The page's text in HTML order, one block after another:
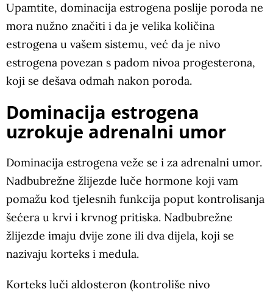
Upamtite, dominacija estrogena poslije poroda ne
mora nužno značiti i da je velika količina
estrogena u vašem sistemu, već da je nivo
estrogena povezan s padom nivoa progesterona,
koji se dešava odmah nakon poroda.
Dominacija estrogena
uzrokuje adrenalni umor
Dominacija estrogena veže se i za adrenalni umor.
Nadbubrežne žlijezde luče hormone koji vam
pomažu kod tjelesnih funkcija poput kontrolisanja
šećera u krvi i krvnog pritiska. Nadbubrežne
žlijezde imaju dvije zone ili dva dijela, koji se
nazivaju korteks i medula.
Korteks luči aldosteron (kontroliše nivo